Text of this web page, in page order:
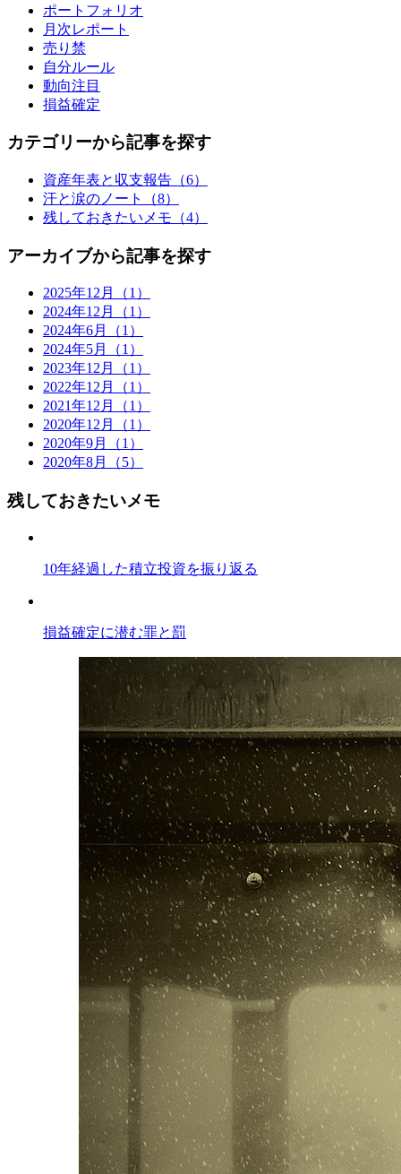
ポートフォリオ
月次レポート
売り禁
自分ルール
動向注目
損益確定
カテゴリーから記事を探す
資産年表と収支報告（6）
汗と涙のノート（8）
残しておきたいメモ（4）
アーカイブから記事を探す
2025年12月（1）
2024年12月（1）
2024年6月（1）
2024年5月（1）
2023年12月（1）
2022年12月（1）
2021年12月（1）
2020年12月（1）
2020年9月（1）
2020年8月（5）
残しておきたいメモ
10年経過した積立投資を振り返る
損益確定に潜む罪と罰